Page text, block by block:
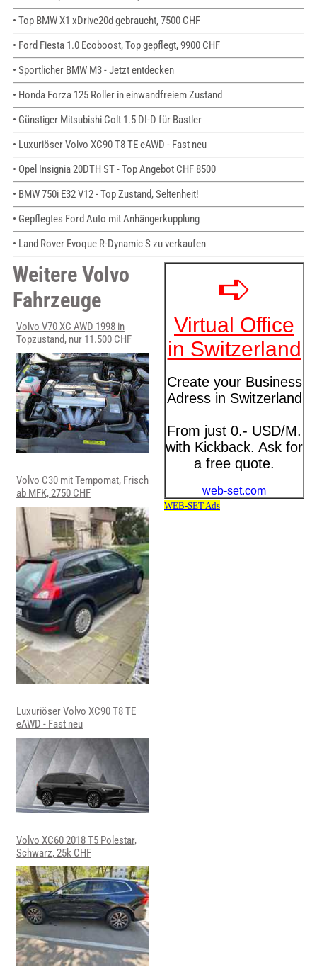
• Top BMW X1 xDrive20d gebraucht, 7500 CHF
• Ford Fiesta 1.0 Ecoboost, Top gepflegt, 9900 CHF
• Sportlicher BMW M3 - Jetzt entdecken
• Honda Forza 125 Roller in einwandfreiem Zustand
• Günstiger Mitsubishi Colt 1.5 DI-D für Bastler
• Luxuriöser Volvo XC90 T8 TE eAWD - Fast neu
• Opel Insignia 20DTH ST - Top Angebot CHF 8500
• BMW 750i E32 V12 - Top Zustand, Seltenheit!
• Gepflegtes Ford Auto mit Anhängerkupplung
• Land Rover Evoque R-Dynamic S zu verkaufen
Weitere Volvo
Fahrzeuge
Volvo V70 XC AWD 1998 in
Topzustand, nur 11.500 CHF
Volvo C30 mit Tempomat, Frisch
ab MFK, 2750 CHF
Luxuriöser Volvo XC90 T8 TE
eAWD - Fast neu
Volvo XC60 2018 T5 Polestar,
Schwarz, 25k CHF